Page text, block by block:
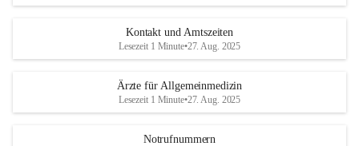
Danke für Ihr Verständnis.
Alarmdienst
OMV AustriaExploration & Production
Kontakt und Amtszeiten
Lesezeit 1 Minute•27. Aug. 2025
Ärzte für Allgemeinmedizin
Lesezeit 1 Minute•27. Aug. 2025
Notrufnummern